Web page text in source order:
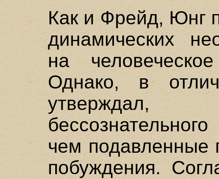
Как и Фрейд, Юнг
динамических
на
Однако, в
утверждал,
чем подавленные
побуждения.